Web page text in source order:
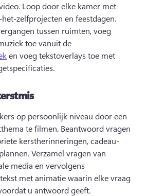
Loop door elke kamer met
tussen ruimten, voeg
toe vanuit de
en voeg tekstoverlays toe met
op persoonlijk niveau door een
te filmen. Beantwoord vragen
kerstherinneringen, cadeau-
Verzamel vragen van
media en vervolgens
met animatie waarin elke vraag
u antwoord geeft.